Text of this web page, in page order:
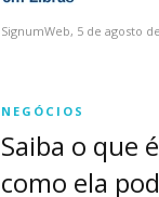
SignumWeb, 5 de agosto
NEGÓCIOS
Saiba o que
como ela